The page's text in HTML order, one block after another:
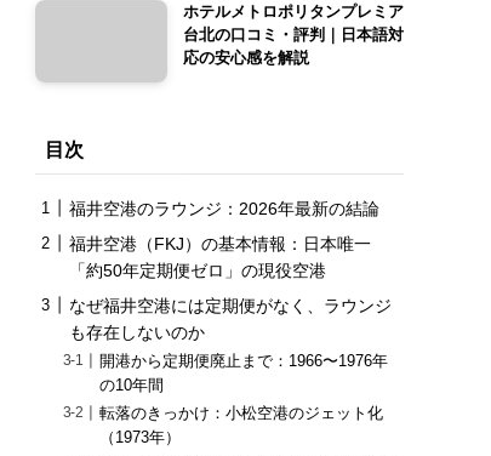
ホテルメトロポリタンプレミア
台北の口コミ・評判｜日本語対
応の安心感を解説
目次
福井空港のラウンジ：2026年最新の結論
福井空港（FKJ）の基本情報：日本唯一
「約50年定期便ゼロ」の現役空港
なぜ福井空港には定期便がなく、ラウンジ
も存在しないのか
開港から定期便廃止まで：1966〜1976年
の10年間
転落のきっかけ：小松空港のジェット化
（1973年）